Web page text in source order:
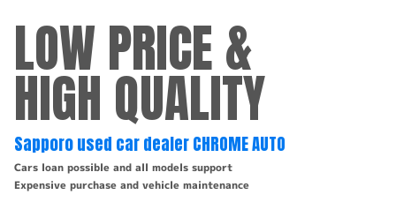
LOW PRICE &
HIGH QUALITY
Sapporo used car dealer CHROME AUTO
Cars loan possible and all models support
Expensive purchase and vehicle maintenance